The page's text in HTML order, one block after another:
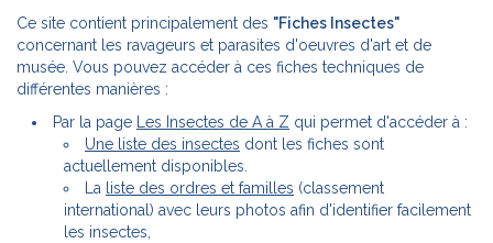
Ce site contient principalement des "Fiches Insectes"
concernant les ravageurs et parasites d'oeuvres d'art et de
musée. Vous pouvez accéder à ces fiches techniques de
différentes manières :
Par la page
Les Insectes de A à Z qui permet d'accéder à :
Une liste des insectes dont les fiches sont
actuellement disponibles.
La
liste des ordres et familles (classement
international) avec leurs photos afin d'identifier facilement
les insectes,